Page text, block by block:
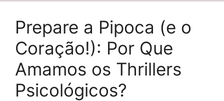
Prepare a Pipoca (e o
Coração!): Por Que
Amamos os Thrillers
Psicológicos?